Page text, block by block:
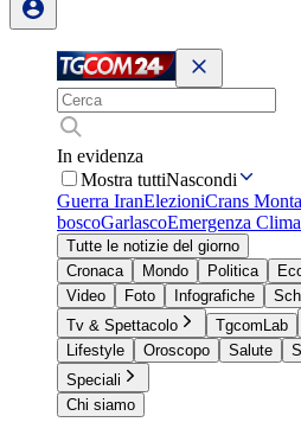
In evidenza
Mostra tuttiNascondi
Guerra IranElezioniCrans
boscoGarlascoEmergenza Clima
Tutte le notizie del giorno
Cronaca
Mondo Politica
Video
Foto Infografiche
Tv & Spettacolo
TgcomLab
Lifestyle
Oroscopo Salute
Speciali
Chi siamo